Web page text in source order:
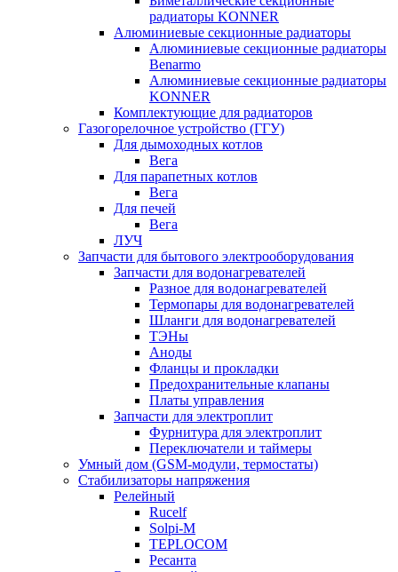
радиаторы KONNER
Алюминиевые секционные радиаторы
Алюминиевые секционные радиаторы
Benarmo
Алюминиевые секционные радиаторы
KONNER
Комплектующие для радиаторов
Газогорелочное устройство (ГГУ)
Для дымоходных котлов
Вега
Для парапетных котлов
Вега
Для печей
Вега
ЛУЧ
Запчасти для бытового электрооборудования
Запчасти для водонагревателей
Разное для водонагревателей
Термопары для водонагревателей
Шланги для водонагревателей
ТЭНы
Аноды
Фланцы и прокладки
Предохранительные клапаны
Платы управления
Запчасти для электроплит
Фурнитура для электроплит
Переключатели и таймеры
Умный дом (GSM-модули, термостаты)
Cтабилизаторы напряжения
Релейный
Rucelf
Solpi-M
TEPLOCOM
Ресанта